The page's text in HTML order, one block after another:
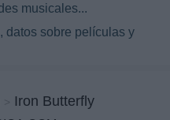
musicales...
datos sobre películas y
Iron Butterfly